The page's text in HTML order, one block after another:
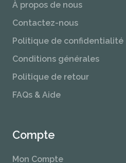
Contactez-nous
Politique de confidentialité
Conditions générales
Politique de retour
FAQs & Aide